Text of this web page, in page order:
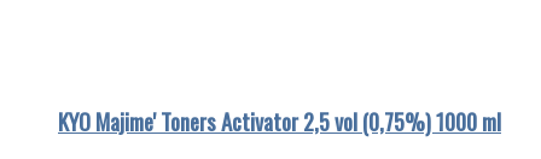
KYO Majime' Toners Activator 2,5 vol (0,75%) 1000 ml